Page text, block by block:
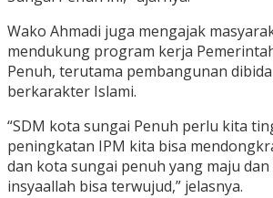
Wako Ahmadi juga mengajak
mendukung program kerja
Penuh, terutama pembangunan
berkarakter Islami.
“SDM kota sungai Penuh perlu kita
peningkatan IPM kita bisa
dan kota sungai penuh yang maju
insyaallah bisa terwujud,” jelasnya.